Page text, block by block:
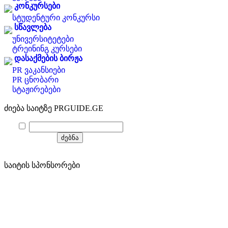
კონკურსები
სტუდენტური კონკურსი
სწავლება
უნივერსიტეტები
ტრეინინგ კურსები
დასაქმების ბირჟა
PR ვაკანსიები
PR ცნობარი
სტაჟირებები
ძიება საიტზე PRGUIDE.GE
საიტის სპონსორები